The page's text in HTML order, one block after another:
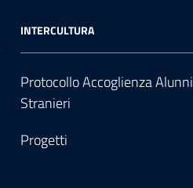
INTERCULTURA
Protocollo Accoglienza Alunni
Stranieri
Progetti